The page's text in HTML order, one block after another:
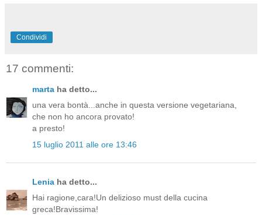
Condividi
17 commenti:
marta ha detto...
una vera bontà...anche in questa versione vegetariana,
che non ho ancora provato!
a presto!
15 luglio 2011 alle ore 13:46
Lenia ha detto...
Hai ragione,cara!Un delizioso must della cucina
greca!Bravissima!